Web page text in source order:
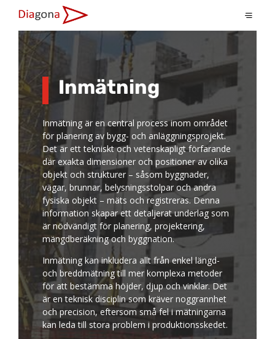
Inmätning
Inmätning är en central process inom området
för planering av bygg- och anläggningsprojekt.
Det är ett tekniskt och vetenskapligt förfarande
där exakta dimensioner och positioner av olika
objekt och strukturer – såsom byggnader,
vägar, brunnar, belysningsstolpar och andra
fysiska objekt – mäts och registreras. Denna
information skapar ett detaljerat underlag som
är nödvändigt för planering, projektering,
mängdberäkning och byggnation.
Inmätning kan inkludera allt från enkel längd-
och breddmätning till mer komplexa metoder
för att bestämma höjder, djup och vinklar. Det
är en teknisk disciplin som kräver noggrannhet
och precision, eftersom små fel i mätningarna
kan leda till stora problem i produktionsskedet.